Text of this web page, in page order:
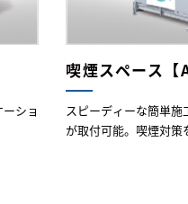
ショ
喫煙スペース【
スピーディーな簡単
が取付可能。喫煙対策